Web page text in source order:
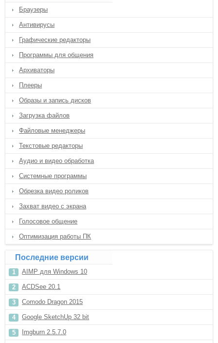
Браузеры
Антивирусы
Графические редакторы
Программы для общения
Архиваторы
Плееры
Образы и запись дисков
Загрузка файлов
Файловые менеджеры
Текстовые редакторы
Аудио и видео обработка
Системные программы
Обрезка видео роликов
Захват видео с экрана
Голосовое общение
Оптимизация работы ПК
Последние версии
AIMP для Windows 10
ACDSee 20.1
Comodo Dragon 2015
Google SketchUp 32 bit
Imgburn 2.5.7.0